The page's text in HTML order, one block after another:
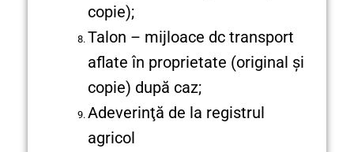
copie);
Talon – mijloace dc transport
aflate în proprietate (original şi
copie) după caz;
Adeverinţă de la registrul
agricol